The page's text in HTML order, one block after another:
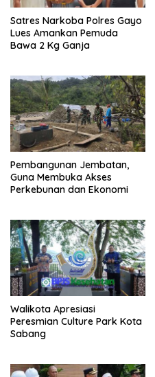
Satres Narkoba Polres Gayo
Lues Amankan Pemuda
Bawa 2 Kg Ganja
Pembangunan Jembatan,
Guna Membuka Akses
Perkebunan dan Ekonomi
Walikota Apresiasi
Peresmian Culture Park Kota
Sabang